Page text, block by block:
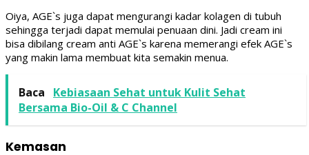
Oiya, AGE`s juga dapat mengurangi kadar kolagen di tubuh
sehingga terjadi dapat memulai penuaan dini. Jadi cream ini
bisa dibilang cream anti AGE`s karena memerangi efek AGE`s
yang makin lama membuat kita semakin menua.
Baca
Kebiasaan Sehat untuk Kulit Sehat
Bersama Bio-Oil & C Channel
Kemasan